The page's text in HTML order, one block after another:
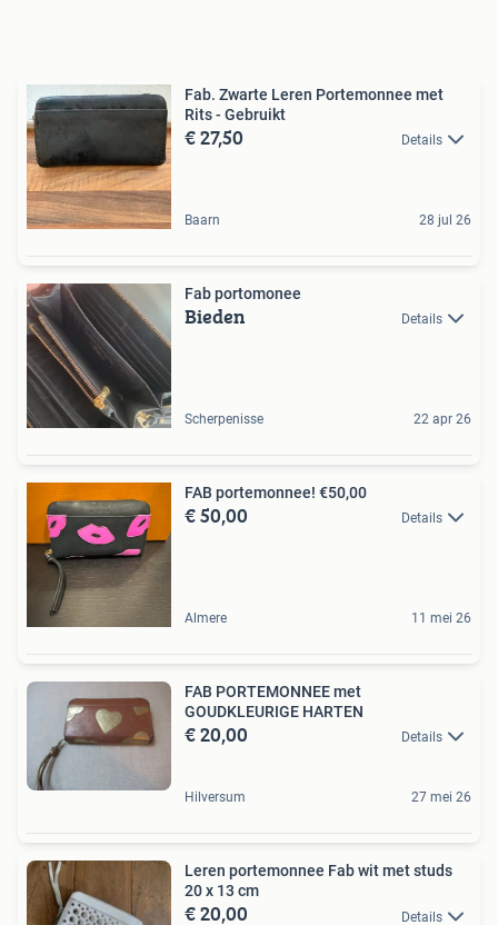
Fab. Zwarte Leren Portemonnee met
Rits - Gebruikt
€ 27,50 Details
Baarn 28 jul 26
Fab portomonee
Bieden Details
Scherpenisse 22 apr 26
FAB portemonnee! €50,00
€ 50,00 Details
Almere 11 mei 26
FAB PORTEMONNEE met
GOUDKLEURIGE HARTEN
€ 20,00 Details
Hilversum 27 mei 26
Leren portemonnee Fab wit met studs
20 x 13 cm
€ 20,00 Details